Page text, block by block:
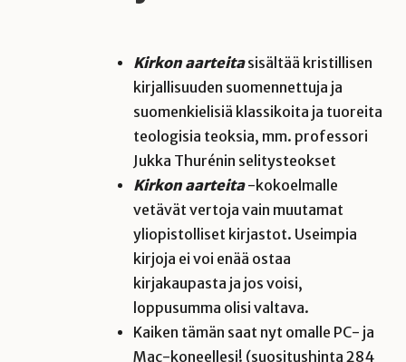
Kirkon aarteitasisältää kristillisen
kirjallisuuden suomennettuja ja
suomenkielisiä klassikoita ja tuoreita
teologisia teoksia, mm. professori
Jukka Thurénin selitysteokset
Kirkon aarteita-kokoelmalle
vetävät vertoja vain muutamat
yliopistolliset kirjastot. Useimpia
kirjoja ei voi enää ostaa
kirjakaupasta ja jos voisi,
loppusumma olisi valtava.
Kaiken tämän saat nyt omalle PC- ja
Mac-koneellesi! (suositushinta 284